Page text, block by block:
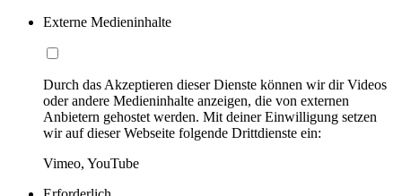
Externe Medieninhalte
Durch das Akzeptieren dieser Dienste können wir dir Videos
oder andere Medieninhalte anzeigen, die von externen
Anbietern gehostet werden. Mit deiner Einwilligung setzen
wir auf dieser Webseite folgende Drittdienste ein:
Vimeo, YouTube